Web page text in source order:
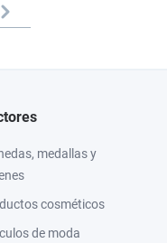
medallas y
cosméticos
de moda